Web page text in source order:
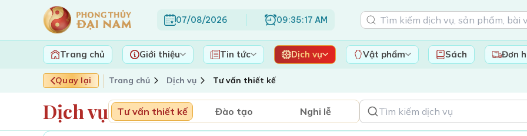
07/08/2026 09:35:18 AM
Trang chủ Giới thiệu Tin tức Dịch vụ Vật phẩm Sách Đơn
Quay lại Trang chủ Dịch vụ Tư vấn thiết kế
Dịch vụ Tư vấn thiết kế Đào tạo Nghi lễ